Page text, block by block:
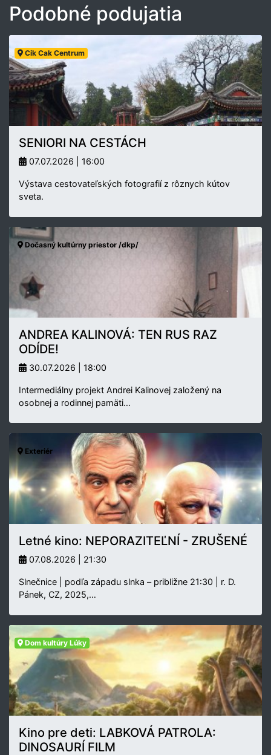
Podobné podujatia
Cik Cak Centrum
SENIORI NA CESTÁCH
07.07.2026 | 16:00
Výstava cestovateľských fotografií z rôznych kútov
sveta.
Dočasný kultúrny priestor /dkp/
ANDREA KALINOVÁ: TEN RUS RAZ
ODÍDE!
30.07.2026 | 18:00
Intermediálny projekt Andrei Kalinovej založený na
osobnej a rodinnej pamäti…
Exteriér
Letné kino: NEPORAZITEĽNÍ - ZRUŠENÉ
07.08.2026 | 21:30
Slnečnice | podľa západu slnka – približne 21:30 | r. D.
Pánek, CZ, 2025,…
Dom kultúry Lúky
Kino pre deti: LABKOVÁ PATROLA:
DINOSAURÍ FILM